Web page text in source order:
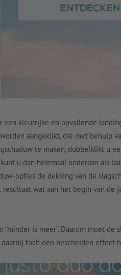
een kleurrijke en opvallende
aangeklikt, die met behulp
te maken, dubbelklikt u
kunt u dan helemaal onderaan als
opties de dekking van de
wat aan het begin van de
is meer”. Daarom moet de
toch een bescheiden effect